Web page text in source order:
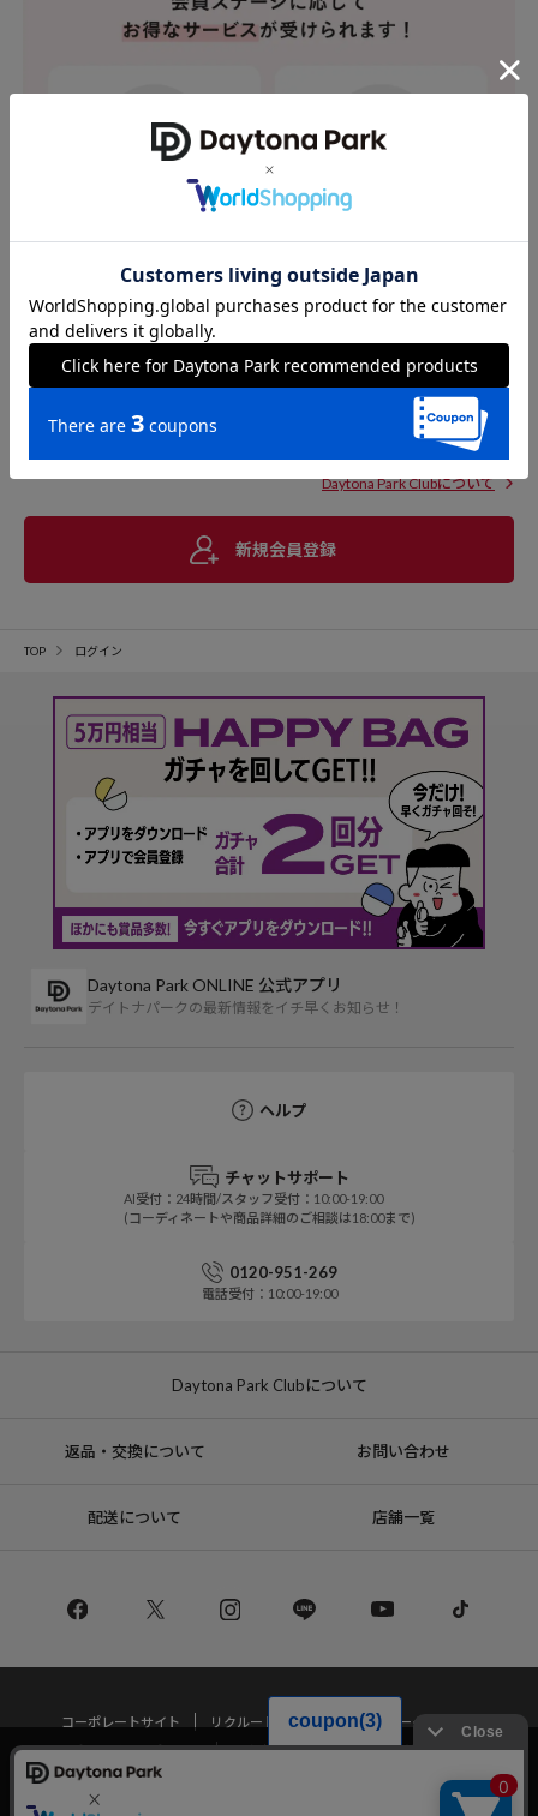
Daytona Park Clubについて
新規会員登録
TOP ログイン
Daytona Park ONLINE 公式アプリ
デイトナパークの最新情報をイチ早くお知らせ！
ヘルプ
チャットサポート
AI受付：24時間/スタッフ受付：10:00-19:00
(コーディネートや商品詳細のご相談は18:00まで)
0120-951-269
電話受付：10:00-19:00
Daytona Park Clubについて
返品・交換について お問い合わせ
配送について 店舗一覧
コーポレートサイト リクルート
サステナブルマークについて
プライバシーポリシー
特定商取引法・古物営業法に基づく表記
当サイトでは利用体験の向上およびコンテンツの最適な提供、トラフィック
の分析を目的としてCookieを使用しています。